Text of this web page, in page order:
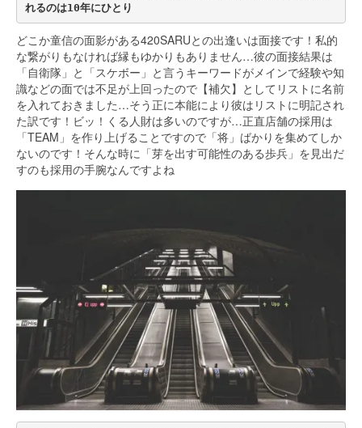
れるのは10年にひとり
どこか童信の面影がある420SARUとの出逢いは面接です！私的
な繋がりもなければ縁もゆかりもありません…彼の面接結果は
「自衛隊」と「スケボー」と言うキーワードがメインで経験や知
識などの面では不足が上回ったので【補欠】としてリストに名前
を入れておきました…そう正に本能により彼はリストに明記され
た訳です！ビッ！くる人財は多いのですが…正直店舗の採用は
「TEAM」を作り上げることですので「将」ばかりを集めてしか
ないのです！そんな時に「芽を出す可能性のある歩兵」を見出だ
すのも採用の手腕なんですよね